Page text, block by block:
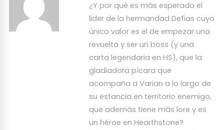
¿Y por qué es más esperado el
lider de la hermandad Defias cuyo
único valor es el de empezar una
revuelta y ser un boss (y una
carta legendaria en HS), que la
gladiadora pícara que
acompaña a Varian a lo largo de
su estancia en territorio enemigo,
que además tiene más lore y es
un héroe en Hearthstone?